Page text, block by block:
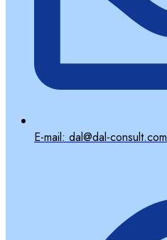
E-mail: dal@dal-consult.com